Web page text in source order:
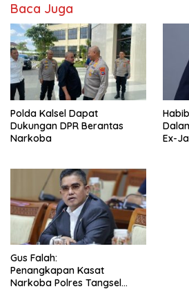
Baca Juga
Polda Kalsel Dapat
Dukungan DPR Berantas
Narkoba
Ex-
Gus Falah:
Penangkapan Kasat
Narkoba Polres Tangsel